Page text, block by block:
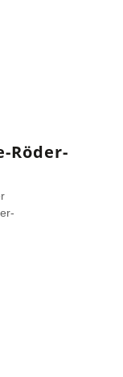
Röder-